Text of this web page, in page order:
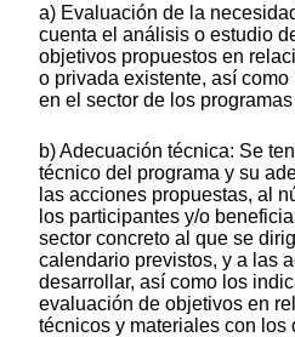
a) Evaluación de la
cuenta el análisis o estudio
objetivos propuestos en
o privada existente, así
en el sector de los
b) Adecuación técnica: Se
técnico del programa y su
las acciones propuestas, al
los participantes y/o
sector concreto al que se
calendario previstos, y a las
desarrollar, así como los
evaluación de objetivos en
técnicos y materiales con los